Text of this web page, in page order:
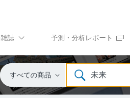
雑誌 予測・分析レポート
すべての商品